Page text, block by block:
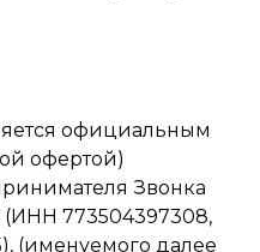
официальным
офертой)
Звонка
773504397308,
(именуемого далее